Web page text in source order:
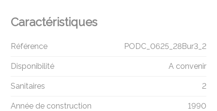
Caractéristiques
Référence PODC_0625_28Bur3_2
Disponibilité A convenir
Sanitaires 2
Année de construction 1990